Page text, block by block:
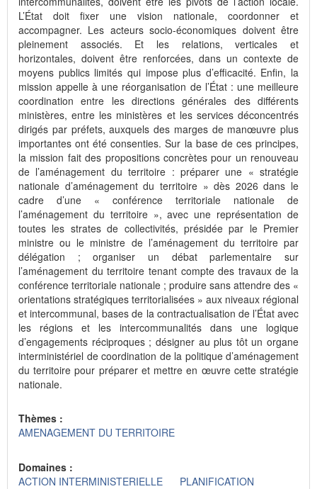
L’État doit fixer une vision nationale, coordonner et
accompagner. Les acteurs socio-économiques doivent être
pleinement associés. Et les relations, verticales et
horizontales, doivent être renforcées, dans un contexte de
moyens publics limités qui impose plus d’efficacité. Enfin, la
mission appelle à une réorganisation de l’État : une meilleure
coordination entre les directions générales des différents
ministères, entre les ministères et les services déconcentrés
dirigés par préfets, auxquels des marges de manœuvre plus
importantes ont été consenties. Sur la base de ces principes,
la mission fait des propositions concrètes pour un renouveau
de l’aménagement du territoire : préparer une « stratégie
nationale d’aménagement du territoire » dès 2026 dans le
cadre d’une « conférence territoriale nationale de
l’aménagement du territoire », avec une représentation de
toutes les strates de collectivités, présidée par le Premier
ministre ou le ministre de l’aménagement du territoire par
délégation ; organiser un débat parlementaire sur
l’aménagement du territoire tenant compte des travaux de la
conférence territoriale nationale ; produire sans attendre des «
orientations stratégiques territorialisées » aux niveaux régional
et intercommunal, bases de la contractualisation de l’État avec
les régions et les intercommunalités dans une logique
d’engagements réciproques ; désigner au plus tôt un organe
interministériel de coordination de la politique d’aménagement
du territoire pour préparer et mettre en œuvre cette stratégie
nationale.
Thèmes :
AMENAGEMENT DU TERRITOIRE
Domaines :
ACTION INTERMINISTERIELLE
PLANIFICATION